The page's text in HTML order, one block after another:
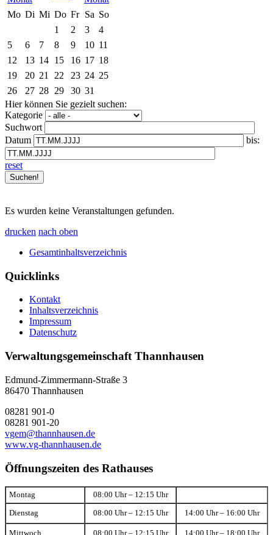
Mo Di Mi Do Fr Sa So
1
2 3
4
5
6 7 8 9 10 11
12
13 14 15 16 17 18
19
20 21 22 23 24 25
26
27 28 29 30 31
Hier können Sie gezielt suchen:
Kategorie
Suchwort
Datum
bis:
reset
Es wurden keine Veranstaltungen gefunden.
drucken nach oben
Gesamtinhaltsverzeichnis
Quicklinks
Kontakt
Inhaltsverzeichnis
Impressum
Datenschutz
Verwaltungsgemeinschaft Thannhausen
Edmund-Zimmermann-Straße 3
86470 Thannhausen
08281 901-0
08281 901-20
vgem@thannhausen.de
www.vg-thannhausen.de
Öffnungszeiten des Rathauses
Montag 08:00 Uhr – 12:15 Uhr
Dienstag 08:00 Uhr – 12:15 Uhr 14:00 Uhr – 16:00 Uhr